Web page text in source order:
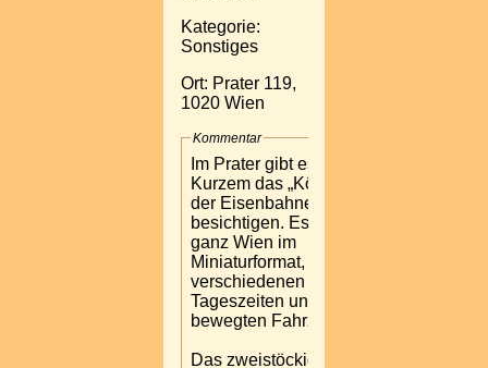
Kategorie:
Sonstiges
Ort: Prater 119,
1020 Wien
Kommentar
Im Prater gibt es seit
Kurzem das „Königreich
der Eisenbahnen“ zu
besichtigen. Es zeigt
ganz Wien im
Miniaturformat, zu
verschiedenen
Tageszeiten und mit
bewegten Fahrzeugen.
Das zweistöckige